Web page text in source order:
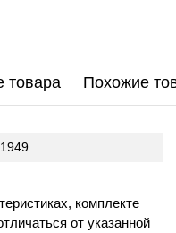
товара Похожие
комплекте
от указанной